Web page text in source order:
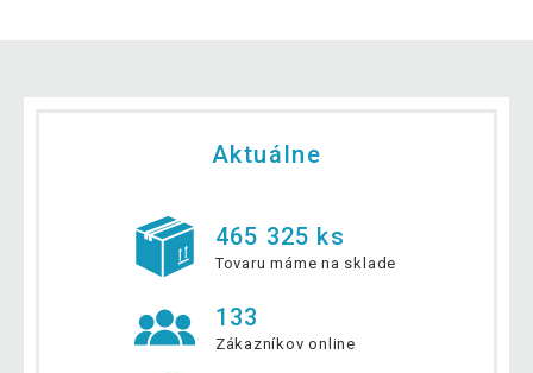
Aktuálne
465 325 ks
Tovaru máme na sklade
133
Zákazníkov online